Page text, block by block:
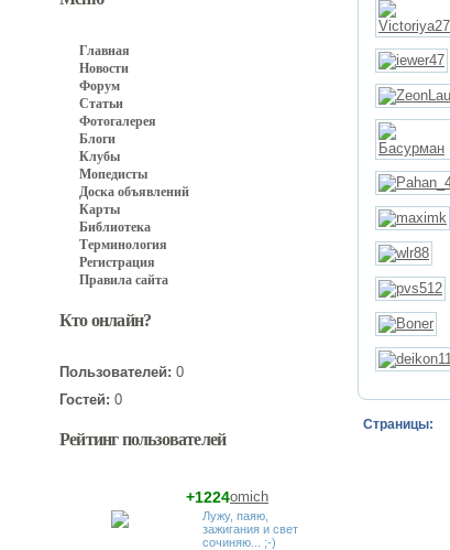
Главная
Новости
Форум
Статьи
Фотогалерея
Блоги
Клубы
Мопедисты
Доска объявлений
Карты
Библиотека
Терминология
Регистрация
Правила сайта
Кто онлайн?
Пользователей: 0
Гостей: 0
Рейтинг пользователей
omich
+1224
Лужу, паяю,
зажигания и свет
сочиняю... ;-)
Страницы: